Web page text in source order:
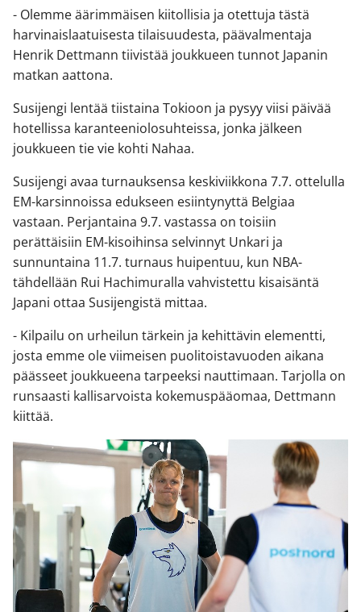
- Olemme äärimmäisen kiitollisia ja otettuja tästä
harvinaislaatuisesta tilaisuudesta, päävalmentaja
Henrik Dettmann tiivistää joukkueen tunnot Japanin
matkan aattona.
Susijengi lentää tiistaina Tokioon ja pysyy viisi päivää
hotellissa karanteeniolosuhteissa, jonka jälkeen
joukkueen tie vie kohti Nahaa.
Susijengi avaa turnauksensa keskiviikkona 7.7. ottelulla
EM-karsinnoissa edukseen esiintynyttä Belgiaa
vastaan. Perjantaina 9.7. vastassa on toisiin
perättäisiin EM-kisoihinsa selvinnyt Unkari ja
sunnuntaina 11.7. turnaus huipentuu, kun NBA-
tähdellään Rui Hachimuralla vahvistettu kisaisäntä
Japani ottaa Susijengistä mittaa.
- Kilpailu on urheilun tärkein ja kehittävin elementti,
josta emme ole viimeisen puolitoistavuoden aikana
päässeet joukkueena tarpeeksi nauttimaan. Tarjolla on
runsaasti kallisarvoista kokemuspääomaa, Dettmann
kiittää.